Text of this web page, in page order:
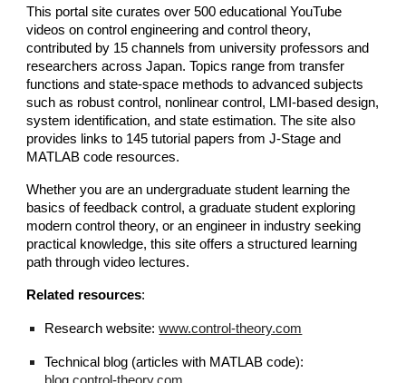
This portal site curates over 500 educational YouTube
videos on control engineering and control theory,
contributed by 15 channels from university professors and
researchers across Japan. Topics range from transfer
functions and state-space methods to advanced subjects
such as robust control, nonlinear control, LMI-based design,
system identification, and state estimation. The site also
provides links to 145 tutorial papers from J-Stage and
MATLAB code resources.
Whether you are an undergraduate student learning the
basics of feedback control, a graduate student exploring
modern control theory, or an engineer in industry seeking
practical knowledge, this site offers a structured learning
path through video lectures.
Related resources:
Research website: www.control-theory.com
Technical blog (articles with MATLAB code):